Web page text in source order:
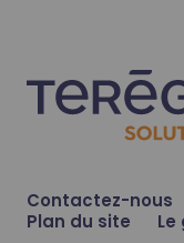
Contactez-nous
Plan du site